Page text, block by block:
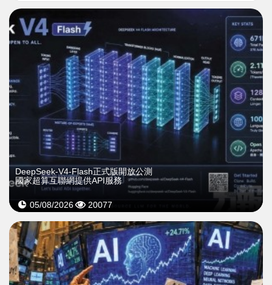
DeepSeek-V4-Flash正式版開放公測
國家超算互聯網提供API服務
05/08/2026 20077